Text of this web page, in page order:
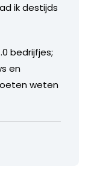
ik destijds
bedrijfjes;
en
weten